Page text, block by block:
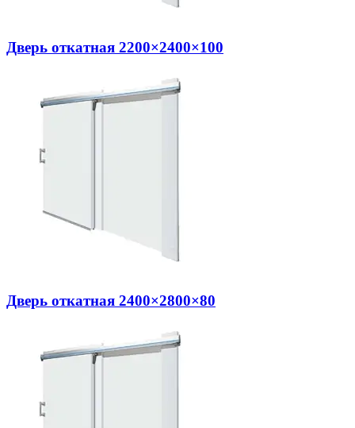
Дверь откатная 2200×2400×100
Дверь откатная 2400×2800×80